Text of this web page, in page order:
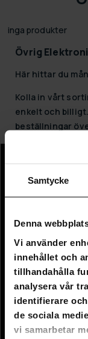
Samtycke
Denna
Vi använder
innehållet och
tillhandahålla
analysera vår
identifierare
de sociala
vi samarbetar
inga produkter
Övrig
Här hittar du
Kolla in vårt
enkelt och
beställningar
Information
Om oss
Kundtjänst
FAQ - Vanliga
Leverans
Returer